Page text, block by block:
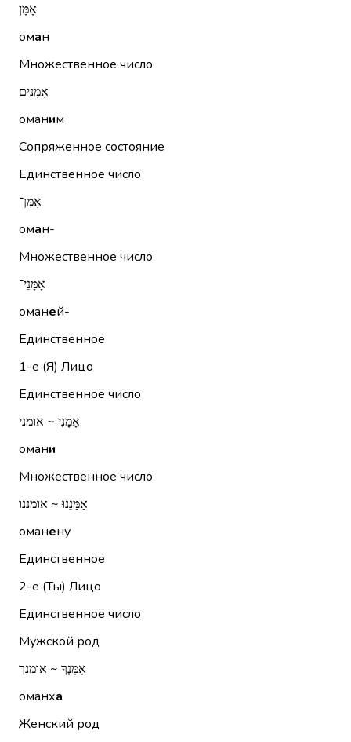
אָמָּן
оман
Множественное число
אָמָּנִים
оманим
Сопряженное состояние
Единственное число
אָמַּן־
оман-
Множественное число
אָמָּנֵי־
оманей-
Единственное
1-е (Я) Лицо
Единственное число
אָמָּנִי ~ אומני
омани
Множественное число
אָמָּנֵנוּ ~ אומננו
оманену
Единственное
2-е (Ты) Лицо
Единственное число
Мужской род
אָמָּנְךָ ~ אומנך
оманха
Женский род